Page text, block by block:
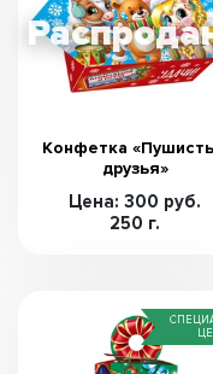
Конфетка
друзья»
Цена: 300 руб.
250 г.